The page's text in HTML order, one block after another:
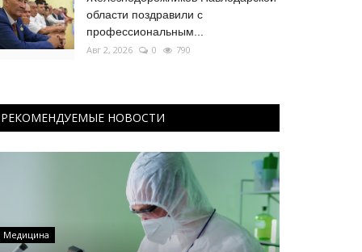
области поздравили с
профессиональным...
Авг 2, 2026 0 790
РЕКОМЕНДУЕМЫЕ НОВОСТИ
Медицина